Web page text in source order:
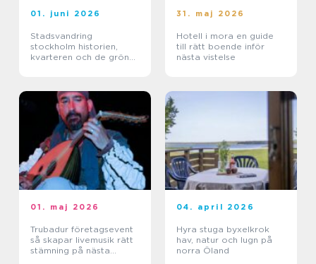
01. juni 2026
Stadsvandring
stockholm historien,
kvarteren och de gröna
31. maj 2026
Hotell i mora en guide
till rätt boende inför
nästa vistelse
01. maj 2026
Trubadur företagsevent
så skapar livemusik rätt
stämning på nästa
04. april 2026
Hyra stuga byxelkrok
hav, natur och lugn på
norra Öland